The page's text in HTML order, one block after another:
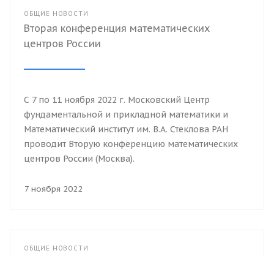
ОБЩИЕ НОВОСТИ
Вторая конференция математических
центров России
С 7 по 11 ноября 2022 г. Московский Центр
фундаментальной и прикладной математики и
Математический институт им. В.А. Стеклова РАН
проводит Вторую конференцию математических
центров России (Москва).
7 ноября 2022
ОБЩИЕ НОВОСТИ